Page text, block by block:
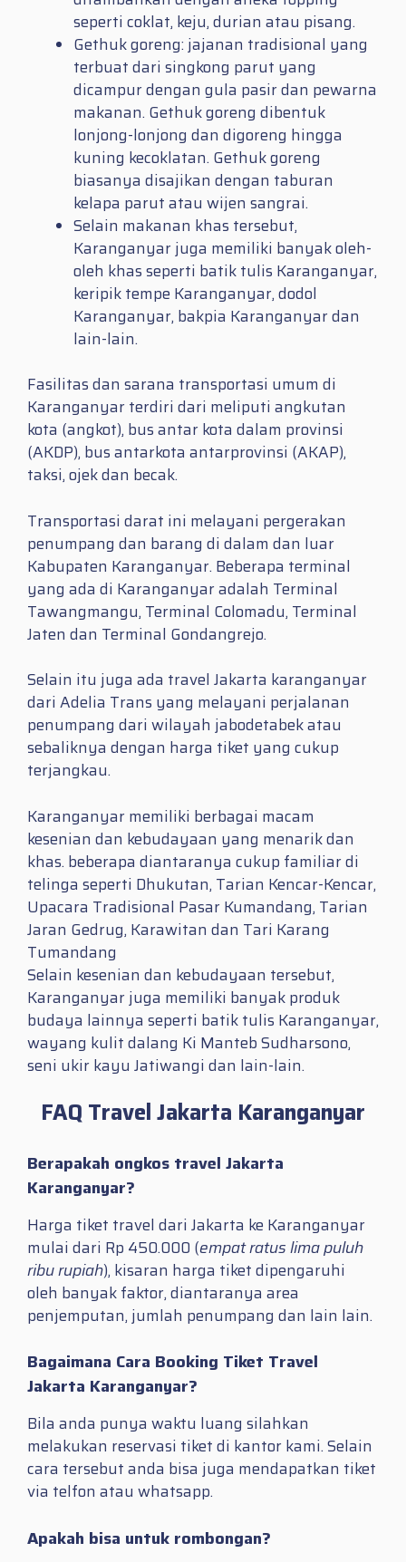
seperti coklat, keju, durian atau pisang.
Gethuk goreng: jajanan tradisional yang
terbuat dari singkong parut yang
dicampur dengan gula pasir dan pewarna
makanan. Gethuk goreng dibentuk
lonjong-lonjong dan digoreng hingga
kuning kecoklatan. Gethuk goreng
biasanya disajikan dengan taburan
kelapa parut atau wijen sangrai.
Selain makanan khas tersebut,
Karanganyar juga memiliki banyak oleh-
oleh khas seperti batik tulis Karanganyar,
keripik tempe Karanganyar, dodol
Karanganyar, bakpia Karanganyar dan
lain-lain.
Fasilitas dan sarana transportasi umum di
Karanganyar terdiri dari meliputi angkutan
kota (angkot), bus antar kota dalam provinsi
(AKDP), bus antarkota antarprovinsi (AKAP),
taksi, ojek dan becak.
Transportasi darat ini melayani pergerakan
penumpang dan barang di dalam dan luar
Kabupaten Karanganyar. Beberapa terminal
yang ada di Karanganyar adalah Terminal
Tawangmangu, Terminal Colomadu, Terminal
Jaten dan Terminal Gondangrejo.
Selain itu juga ada travel Jakarta karanganyar
dari Adelia Trans yang melayani perjalanan
penumpang dari wilayah jabodetabek atau
sebaliknya dengan harga tiket yang cukup
terjangkau.
Karanganyar memiliki berbagai macam
kesenian dan kebudayaan yang menarik dan
khas. beberapa diantaranya cukup familiar di
telinga seperti Dhukutan, Tarian Kencar-Kencar,
Upacara Tradisional Pasar Kumandang, Tarian
Jaran Gedrug, Karawitan dan Tari Karang
Tumandang
Selain kesenian dan kebudayaan tersebut,
Karanganyar juga memiliki banyak produk
budaya lainnya seperti batik tulis Karanganyar,
wayang kulit dalang Ki Manteb Sudharsono,
seni ukir kayu Jatiwangi dan lain-lain.
FAQ Travel Jakarta Karanganyar
Berapakah ongkos travel Jakarta
Karanganyar?
Harga tiket travel dari Jakarta ke Karanganyar
mulai dari Rp 450.000 (empat ratus lima puluh
ribu rupiah), kisaran harga tiket dipengaruhi
oleh banyak faktor, diantaranya area
penjemputan, jumlah penumpang dan lain lain.
Bagaimana Cara Booking Tiket Travel
Jakarta Karanganyar?
Bila anda punya waktu luang silahkan
melakukan reservasi tiket di kantor kami. Selain
cara tersebut anda bisa juga mendapatkan tiket
via telfon atau whatsapp.
Apakah bisa untuk rombongan?